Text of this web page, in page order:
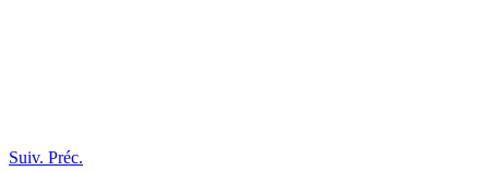
Suiv. Préc.